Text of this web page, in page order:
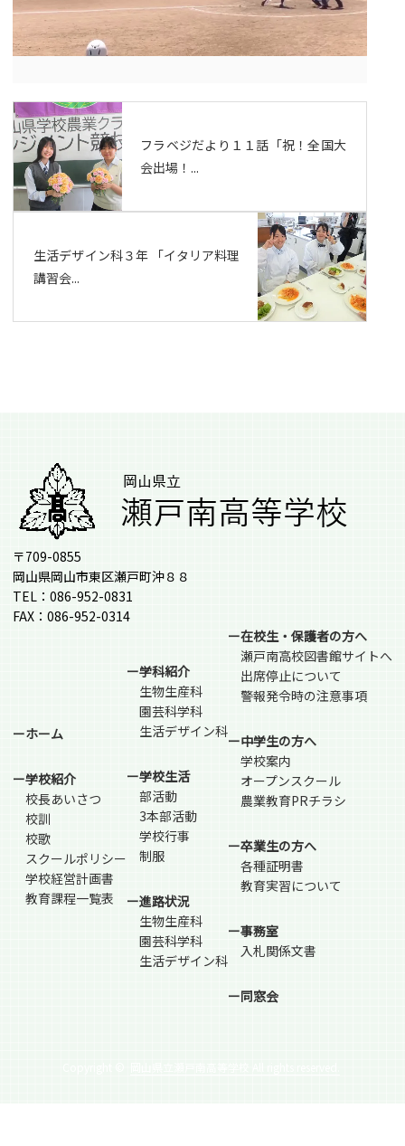
フラベジだより１１話「祝！全国大
会出場！...
生活デザイン科３年 「イタリア料理
講習会...
〒709-0855
岡山県岡山市東区瀬戸町沖８８
TEL：086-952-0831
FAX：086-952-0314
ーホーム
ー学校紹介
校長あいさつ
校訓
校歌
スクールポリシー
学校経営計画書
教育課程一覧表
ー学科紹介
生物生産科
園芸科学科
生活デザイン科
ー学校生活
部活動
3本部活動
学校行事
制服
ー進路状況
生物生産科
園芸科学科
生活デザイン科
ー在校生・保護者の方へ
瀬戸南高校図書館サイトへ
出席停止について
警報発令時の注意事項
ー中学生の方へ
学校案内
オープンスクール
農業教育PRチラシ
ー卒業生の方へ
各種証明書
教育実習について
ー事務室
入札関係文書
ー同窓会